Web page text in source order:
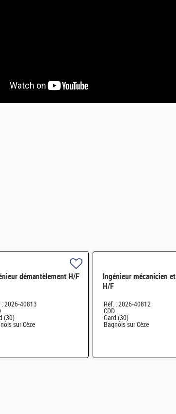
démantèlement H/F
: 2026-40813
(30)
sur Cèze
Ingénieur mécanicien
H/F
Réf. : 2026-40812
CDD
Gard (30)
Bagnols sur Cèze